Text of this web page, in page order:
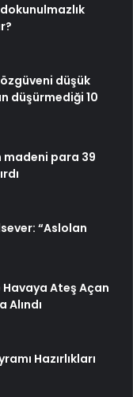
düşük
düşürmediği 10
madeni para 39
“Aslolan
Havaya Ateş Açan
Alındı
Hazırlıkları